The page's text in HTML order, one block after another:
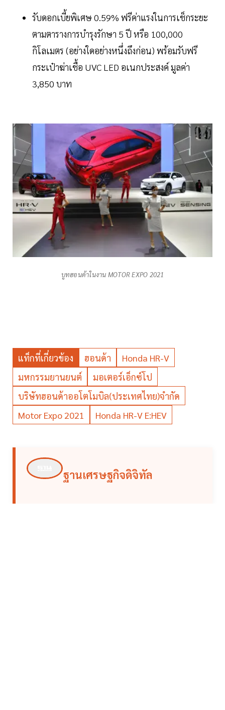
รับดอกเบี้ยพิเศษ 0.59% ฟรีค่าแรงในการเช็กระยะ
ตามตารางการบำรุงรักษา 5 ปี หรือ 100,000
กิโลเมตร (อย่างใดอย่างหนึ่งถึงก่อน) พร้อมรับฟรี
กระเป๋าฆ่าเชื้อ UVC LED อเนกประสงค์ มูลค่า
3,850 บาท
บูทฮอนด้าในงาน MOTOR EXPO 2021
แท็กที่เกี่ยวข้อง ฮอนด้า
Honda HR-V
มหกรรมยานยนต์
มอเตอร์เอ็กซ์โป
บริษัทฮอนด้าออโตโมบิล(ประเทศไทย)จำกัด
Motor Expo 2021
Honda HR-V E:HEV
ฐานเศรษฐกิจดิจิทัล